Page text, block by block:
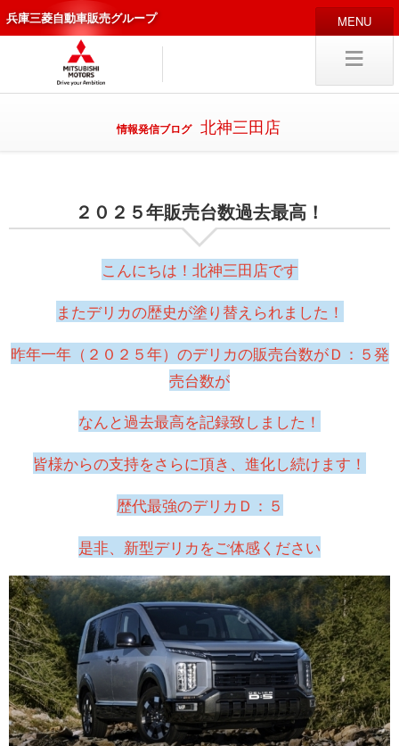
兵庫三菱自動車販売グループ
HOME 販売店
新車 中古車
採用情報 キャリア採用
試乗予約 入庫予約
お問い合わせ
情報発信ブログ 北神三田店
２０２５年販売台数過去最高！
こんにちは！北神三田店です
またデリカの歴史が塗り替えられました！
昨年一年（２０２５年）のデリカの販売台数がＤ：５発
売台数が
なんと過去最高を記録致しました！
皆様からの支持をさらに頂き、進化し続けます！
歴代最強のデリカＤ：５
是非、新型デリカをご体感ください